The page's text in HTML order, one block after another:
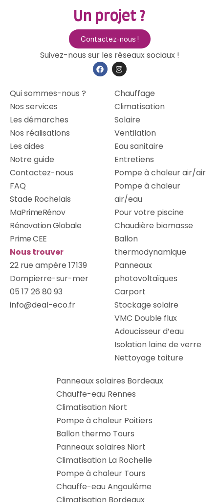
Un projet ?
Contactez-nous !
Suivez-nous sur les réseaux sociaux !
Qui sommes-nous ?
Nos services
Les démarches
Nos réalisations
Les aides
Notre guide
Contactez-nous
FAQ
Stade Rochelais
MaPrimeRénov
Rénovation Globale
Prime CEE
Nous trouver
22 rue ampère 17139
Dompierre-sur-mer
05 17 26 80 93
info@deal-eco.fr
Chauffage
Climatisation
Solaire
Ventilation
Eau sanitaire
Entretiens
Pompe à chaleur air/air
Pompe à chaleur
air/eau
Pour votre piscine
Chaudière biomasse
Ballon
thermodynamique
Panneaux
photovoltaïques
Carport
Stockage solaire
VMC Double flux
Adoucisseur d’eau
Isolation laine de verre
Nettoyage toiture
Panneaux solaires Bordeaux
Chauffe-eau Rennes
Climatisation Niort
Pompe à chaleur Poitiers
Ballon thermo Tours
Panneaux solaires Niort
Climatisation La Rochelle
Pompe à chaleur Tours
Chauffe-eau Angoulême
Climatisation Bordeaux